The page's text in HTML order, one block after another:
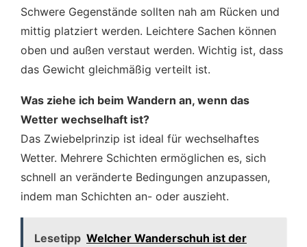
Schwere Gegenstände sollten nah am Rücken und
mittig platziert werden. Leichtere Sachen können
oben und außen verstaut werden. Wichtig ist, dass
das Gewicht gleichmäßig verteilt ist.
Was ziehe ich beim Wandern an, wenn das
Wetter wechselhaft ist?
Das Zwiebelprinzip ist ideal für wechselhaftes
Wetter. Mehrere Schichten ermöglichen es, sich
schnell an veränderte Bedingungen anzupassen,
indem man Schichten an- oder auszieht.
Lesetipp Welcher Wanderschuh ist der